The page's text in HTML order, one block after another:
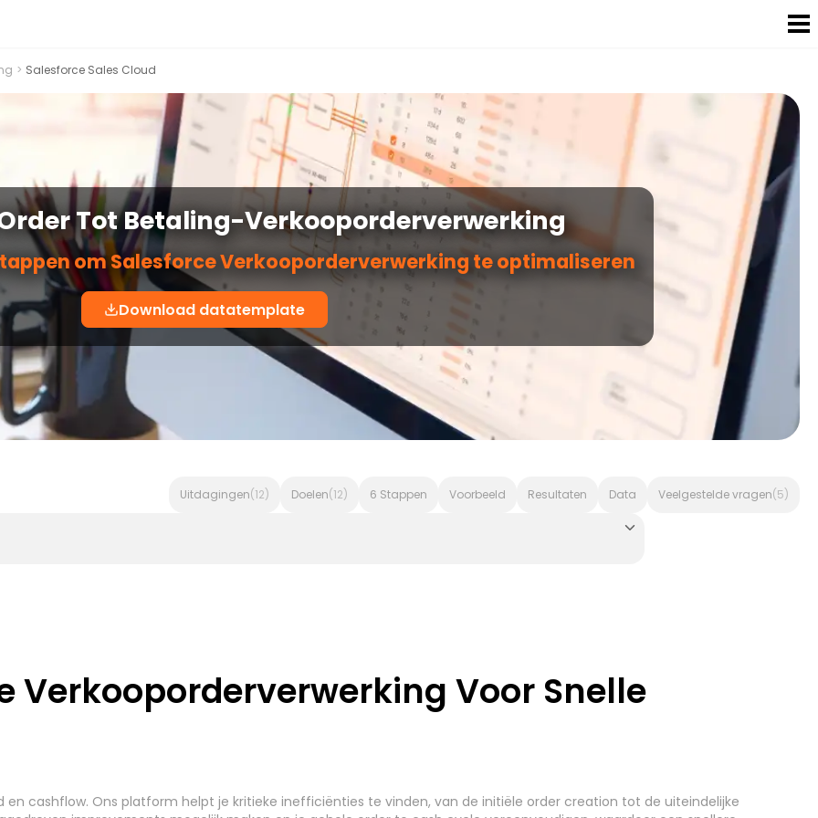
> Salesforce Sales Cloud
Tot Betaling-Verkooporderverwerking
om Salesforce Verkooporderverwerking te optimaliseren
Download datatemplate
- BMC Helix ITSM Beheer van Serviceaanvragen -
Uitdagingen(12) Doelen(12) 6 Stappen Voorbeeld Resultaten Data Veelgestelde vragen(5)
Verkooporderverwerking Voor Snelle
cashflow. Ons platform helpt je kritieke inefficiënties te vinden, van de initiële order creation tot de uiteindelijke